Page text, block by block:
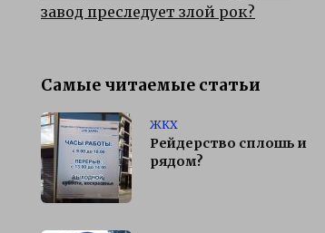
завод преследует злой рок?
Самые читаемые статьи
ЖКХ
Рейдерство сплошь и
рядом?